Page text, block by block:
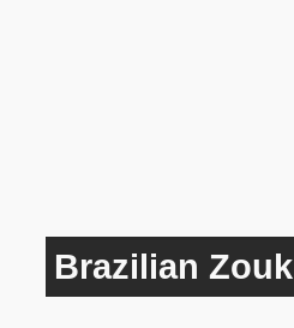
Brazilian Zouk